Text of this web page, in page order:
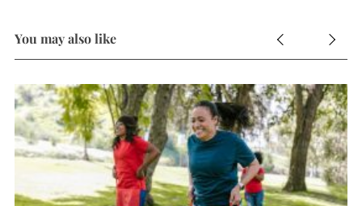
You may also like